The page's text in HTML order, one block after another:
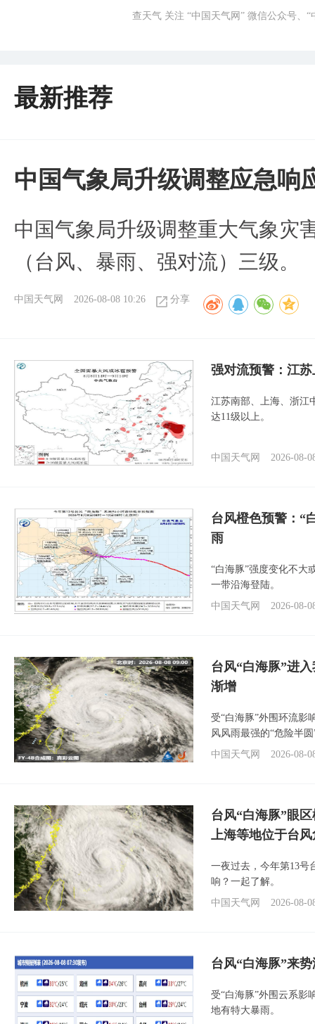
查天气 关注 “中国天气网” 微信公众号、
最新推荐
中国气象局升级调整应急响
中国气象局升级调整重大气象灾
（台风、暴雨、强对流）三级。
中国天气网 2026-08-08 10:26 分享
强对流预警：江
江苏南部、上海、浙江
达11级以上。
中国天气网 2026-08-
台风橙色预警：“
雨
“白海豚”强度变化不大
一带沿海登陆。
中国天气网
2026-08-
台风“白海豚”进
渐增
受“白海豚”外围环流影
风风雨最强的“危险半
中国天气网
2026-08-
台风“白海豚”眼
上海等地位于台
一夜过去，今年第13号
响？一起了解。
中国天气网
2026-08-
台风“白海豚”来
受“白海豚”外围云系影
地有特大暴雨。